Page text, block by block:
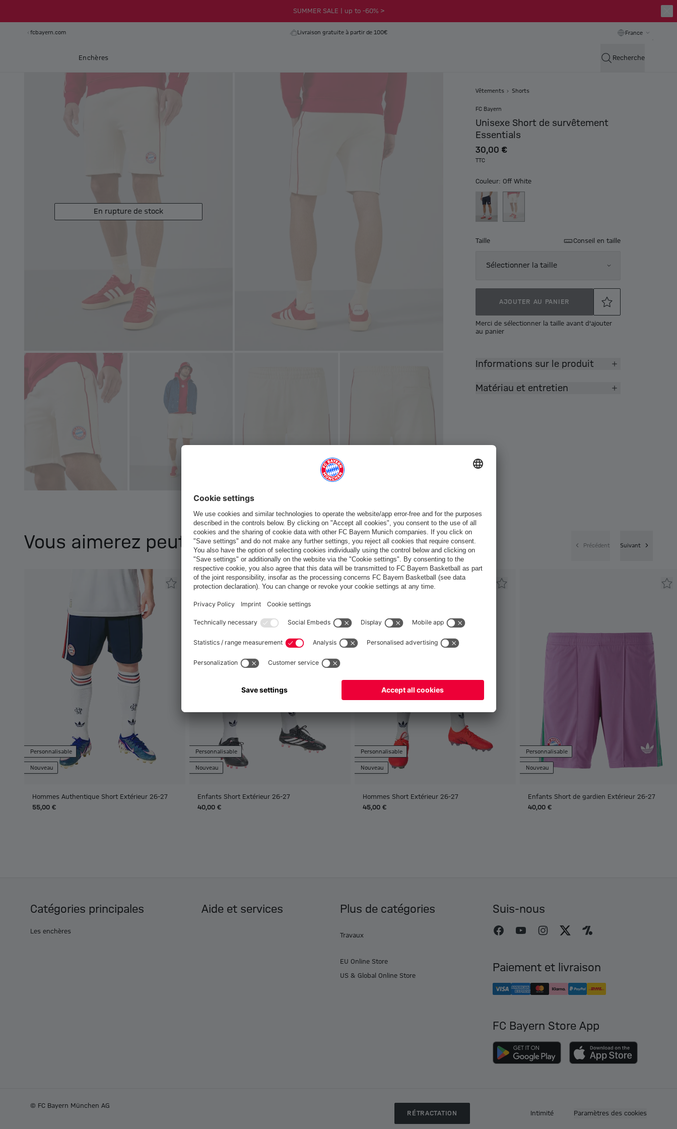
SUMMER SALE | up to -60% >
fcbayern.com Livraison gratuite à partir de 100€ France
Enchères Recherche
En rupture de stock
Vêtements Shorts
FC Bayern
Unisexe Short de survêtement
Essentials
30,00 €
TTC
Couleur: Off White
Taille Conseil en taille
Sélectionner la taille
AJOUTER AU PANIER
Merci de sélectionner la taille avant d'ajouter
au panier
Informations sur le produit
Matériau et entretien
Vous aimerez peut-être ça aussi Précédent Suivant
Personnalisable
Nouveau
Hommes Authentique Short Extérieur 26-27
55,00 €
Personnalisable
Nouveau
Enfants Short Extérieur 26-27
40,00 €
Personnalisable
Nouveau
Hommes Short Extérieur 26-27
45,00 €
Personnalisable
Nouveau
Enfants Short de gardien Extérieur 26-27
40,00 €
Catégories principales
Les enchères
Aide et services Plus de catégories
Travaux
EU Online Store
US & Global Online Store
Suis-nous
Paiement et livraison
FC Bayern Store App
© FC Bayern München AG
RÉTRACTATION
Intimité Paramètres des cookies
Voulez-vous rester dans la boutique France?
Mondial pour y livrer!